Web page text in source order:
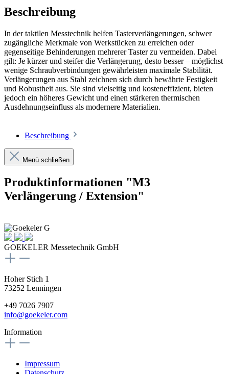
Beschreibung
In der taktilen Messtechnik helfen Tasterverlängerungen, schwer
zugängliche Merkmale von Werkstücken zu erreichen oder
gegenseitige Behinderungen mehrerer Taster zu vermeiden. Dabei
gilt: Je kürzer und steifer die Verlängerung, desto besser – möglichst
wenige Schraubverbindungen gewährleisten maximale Stabilität.
Verlängerungen aus Stahl zeichnen sich durch bewährte Festigkeit
und Robustheit aus. Sie sind vielseitig und kosteneffizient, bieten
jedoch ein höheres Gewicht und einen stärkeren thermischen
Ausdehnungseinfluss als modernere Materialien.
Beschreibung
Menü schließen
Produktinformationen "M3
Verlängerung / Extension"
GOEKELER Messetechnik GmbH
Hoher Stich 1
73252 Lenningen
+49 7026 7907
info@goekeler.com
Information
Impressum